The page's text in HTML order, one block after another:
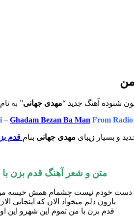
شنوده آهنگ جدید “مهدی جهانی” به
– Ghadam Bezan Ba Man From Radio
و بسیار زیبای مهدی جهانی بنام قدم
متن و شعر آهنگ قدم بزن
دست خودم نیست چشمام همش خیسه من
بارون دلم میخواد الان که اینجایی
قدم بزن با من تموم این شهرو این